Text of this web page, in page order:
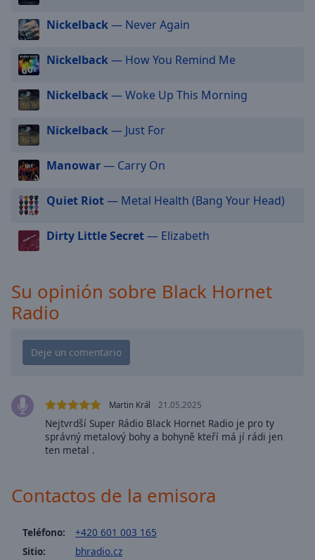
Picture-
in-
Picture
This
modal
window.
dialog
window.
Escape
cancel
the
window.
Opacity
Background
Caption
Nickelback— Never Again
Nickelback— How You Remind Me
Nickelback— Woke Up This Morning
Nickelback— Just For
Manowar— Carry On
Quiet Riot— Metal Health (Bang Your Head)
Dirty Little Secret— Elizabeth
Su opinión sobre Black Hornet
Radio
Martin Král 21.05.2025
Nejtvrdší Super Rádio Black Hornet Radio je pro ty
správný metalový bohy a bohyně kteří má jí rádi jen
ten metal .
Contactos de la emisora
Teléfono:
+420 601 003 165
Sitio:
bhradio.cz